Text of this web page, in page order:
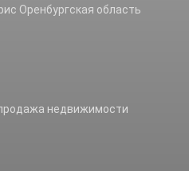
Оренбургская область